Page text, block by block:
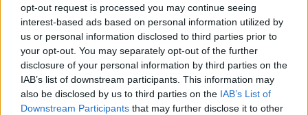
opt-out request is processed you may continue seeing
interest-based ads based on personal information utilized by
us or personal information disclosed to third parties prior to
your opt-out. You may separately opt-out of the further
disclosure of your personal information by third parties on the
IAB’s list of downstream participants. This information may
also be disclosed by us to third parties on the IAB’s List of
Downstream Participants that may further disclose it to other
Προσθέστε το ΕΘΝΟΣ στη Google
Συναγερμός σήμανε στον Άγιο Στέφανο
Λακωνίας, λόγωφωτιάςπου ξέσπασε το
μεσημέρι της Τετάρτης (18/6). Η πυρκαγιά
καίει σεαγροτική έκτασηενώ για την